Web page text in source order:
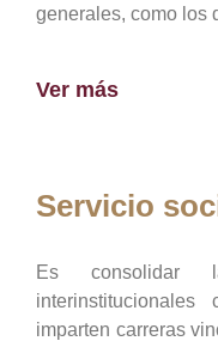
generales, como los
Ver más
Servicio
Es consolidar
imparten carreras